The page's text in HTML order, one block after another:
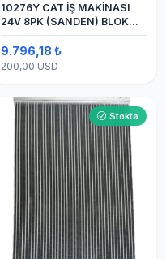
10276Y CAT İŞ MAKİNASI
24V 8PK (SANDEN) BLOK
SAPLAMALI KLİMA
KOMPRESÖRÜ 7H15
9.796,18 ₺
200,00 USD
Stokta